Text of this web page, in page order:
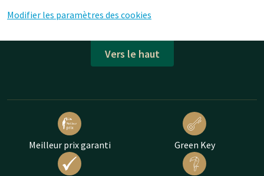
Modifier les paramètres des cookies
Vers le haut
Meilleur prix garanti Green Key